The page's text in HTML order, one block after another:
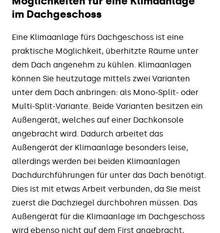
im Dachgeschoss
Eine Klimaanlage fürs Dachgeschoss ist eine
praktische Möglichkeit, überhitzte Räume unter
dem Dach angenehm zu kühlen. Klimaanlagen
können Sie heutzutage mittels zwei Varianten
unter dem Dach anbringen: als Mono-Split- oder
Multi-Split-Variante. Beide Varianten besitzen ein
Außengerät, welches auf einer Dachkonsole
angebracht wird. Dadurch arbeitet das
Außengerät der Klimaanlage besonders leise,
allerdings werden bei beiden Klimaanlagen
Dachdurchführungen für unter das Dach benötigt.
Dies ist mit etwas Arbeit verbunden, da Sie meist
zuerst die Dachziegel durchbohren müssen. Das
Außengerät für die Klimaanlage im Dachgeschoss
wird ebenso nicht auf dem First angebracht,